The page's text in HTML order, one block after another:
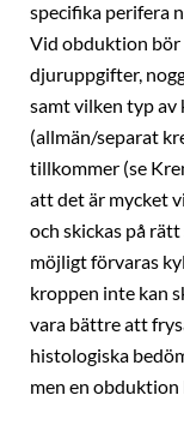
specifika perifera
Vid obduktion bör
djuruppgifter,
samt vilken typ av
(allmän/separat
tillkommer (se
att det är mycket
och skickas på
möjligt förvaras
kroppen inte kan
vara bättre att
histologiska
men en obduktion